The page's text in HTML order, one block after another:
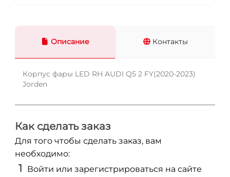
Описание Контакты
Корпус фары LED RH AUDI Q5 2 FY(2020-2023)
Jorden
Как сделать заказ
Для того чтобы сделать заказ, вам
необходимо:
Войти или зарегистрироваться на сайте